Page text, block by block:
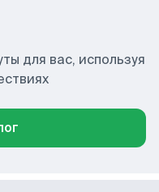
для вас, используя